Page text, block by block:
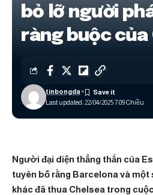
bỏ lỡ người
ràng buộc của
Last updated: 22/04/2025 7:09 Chiều
tinbongda
Người đại diện thẳng thắn của
tuyên bố rằng Barcelona và một
khác đã thua Chelsea trong